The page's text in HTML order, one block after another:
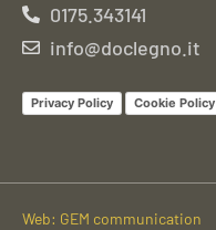
0175.343141
info@doclegno.it
Privacy Policy Cookie Policy
Web: GEM communication